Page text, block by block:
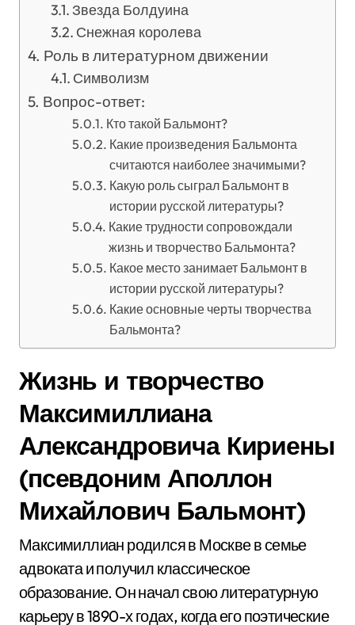
Звезда Болдуина
Снежная королева
Роль в литературном движении
Символизм
Вопрос-ответ:
Кто такой Бальмонт?
Какие произведения Бальмонта
считаются наиболее значимыми?
Какую роль сыграл Бальмонт в
истории русской литературы?
Какие трудности сопровождали
жизнь и творчество Бальмонта?
Какое место занимает Бальмонт в
истории русской литературы?
Какие основные черты творчества
Бальмонта?
Жизнь и творчество
Максимиллиана
Александровича Кириены
(псевдоним Аполлон
Михайлович Бальмонт)
Максимиллиан родился в Москве в семье
адвоката и получил классическое
образование. Он начал свою литературную
карьеру в 1890-х годах, когда его поэтические